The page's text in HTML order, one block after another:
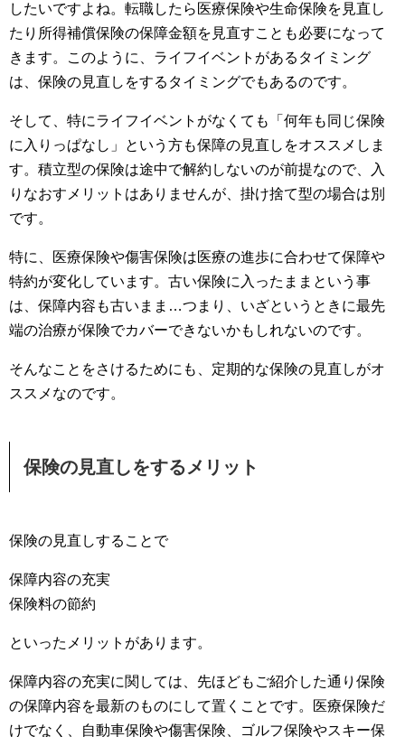
したいですよね。転職したら医療保険や生命保険を見直し
たり所得補償保険の保障金額を見直すことも必要になって
きます。このように、ライフイベントがあるタイミング
は、保険の見直しをするタイミングでもあるのです。
そして、特にライフイベントがなくても「何年も同じ保険
に入りっぱなし」という方も保障の見直しをオススメしま
す。積立型の保険は途中で解約しないのが前提なので、入
りなおすメリットはありませんが、掛け捨て型の場合は別
です。
特に、医療保険や傷害保険は医療の進歩に合わせて保障や
特約が変化しています。古い保険に入ったままという事
は、保障内容も古いまま…つまり、いざというときに最先
端の治療が保険でカバーできないかもしれないのです。
そんなことをさけるためにも、定期的な保険の見直しがオ
ススメなのです。
保険の見直しをするメリット
保険の見直しすることで
保障内容の充実
保険料の節約
といったメリットがあります。
保障内容の充実に関しては、先ほどもご紹介した通り保険
の保障内容を最新のものにして置くことです。医療保険だ
けでなく、自動車保険や傷害保険、ゴルフ保険やスキー保